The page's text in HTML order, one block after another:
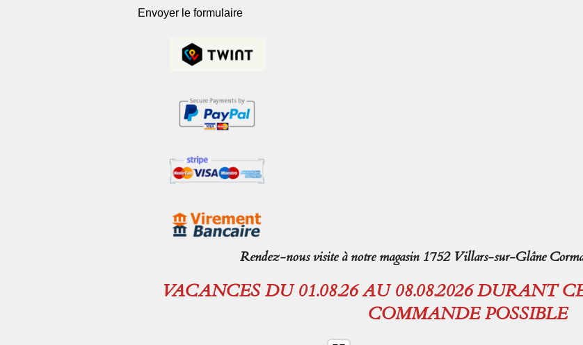
Envoyer le formulaire
Rendez-nous visite à notre magasin 1752 Villars-sur-Glâne
VACANCES DU 01.08.26 AU 08.08.2026 DURANT
COMMANDE POSSIBLE